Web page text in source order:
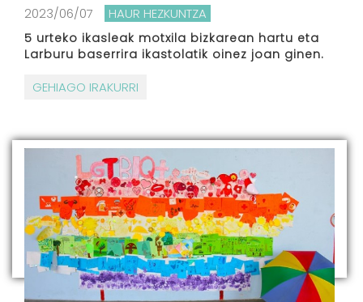
2023/06/07 HAUR HEZKUNTZA
5 urteko ikasleak motxila bizkarean hartu eta
Larburu baserrira ikastolatik oinez joan ginen.
GEHIAGO IRAKURRI